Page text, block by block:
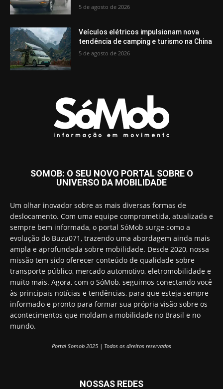
5 de agosto de 2026
Veículos elétricos impulsionam nova
tendência de camping e turismo na China
5 de agosto de 2026
SOMOB: O SEU NOVO PORTAL SOBRE O
UNIVERSO DA MOBILIDADE
Um olhar inovador sobre as mais diversas formas de
deslocamento. Com uma equipe comprometida, atualizada e
sempre bem informada, o portal SóMob surge como a
evolução do Buzu071, trazendo uma abordagem ainda mais
ampla e aprofundada sobre mobilidade. Desde 2020, nossa
missão tem sido oferecer conteúdo de qualidade sobre
transporte público, mercado automotivo, eletromobilidade e
muito mais. Agora, com o SóMob, seguimos conectando você
às principais notícias e tendências, para que esteja sempre
informado e pronto para formar sua própria visão sobre os
acontecimentos que moldam a mobilidade no Brasil e no
mundo.
Portal Somob 2025 | Todos os direitos reservados
NOSSAS REDES